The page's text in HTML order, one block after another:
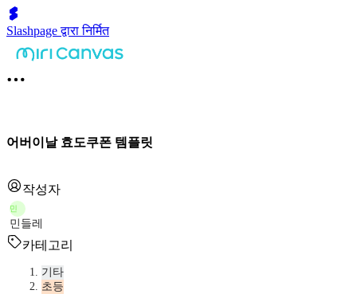
Slashpage द्वारा निर्मित
어버이날 효도쿠폰 템플릿
작성자
민
민들레
카테고리
기타
초등